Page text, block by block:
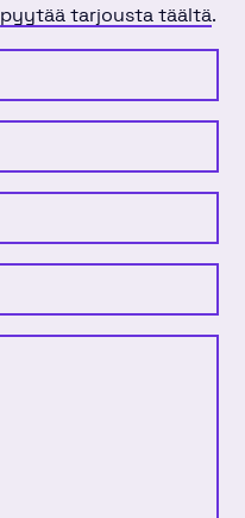
pyytää tarjousta täältä.